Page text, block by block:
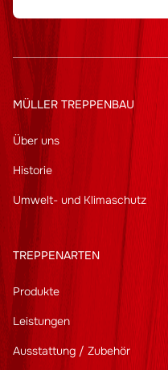
MÜLLER TREPPENBAU
Über uns
Historie
Umwelt- und Klimaschutz
TREPPENARTEN
Produkte
Leistungen
Ausstattung / Zubehör